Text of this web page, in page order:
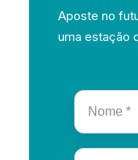
Aposte no
uma estação